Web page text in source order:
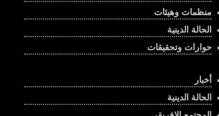
منظمات وهيئات
الحالة الدينية
حوارات وتحقيقات
أخبار
الحالة الدينية